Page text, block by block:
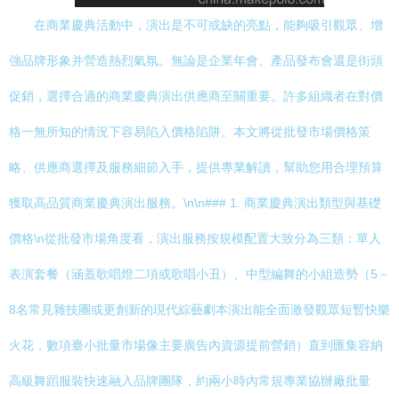
在商業慶典活動中，演出是不可或缺的亮點，能夠吸引觀眾、增
強品牌形象并營造熱烈氣氛。無論是企業年會、產品發布會還是街頭
促銷，選擇合適的商業慶典演出供應商至關重要。許多組織者在對價
格一無所知的情況下容易陷入價格陷阱。本文將從批發市場價格策
略、供應商選擇及服務細節入手，提供專業解讀，幫助您用合理預算
獲取高品質商業慶典演出服務。\n\n### 1. 商業慶典演出類型與基礎
價格\n從批發市場角度看，演出服務按規模配置大致分為三類：單人
表演套餐（涵蓋歌唱燈二項或歌唱小丑）、中型編舞的小組造勢（5－
8名常見雜技團或更創新的現代綜藝劇本演出能全面激發觀眾短暫快樂
火花，數項臺小批量市場像主要廣告內資源提前營銷）直到匯集容納
高級舞蹈服裝快速融入品牌團隊，約兩小時內常規專業協辦廠批量